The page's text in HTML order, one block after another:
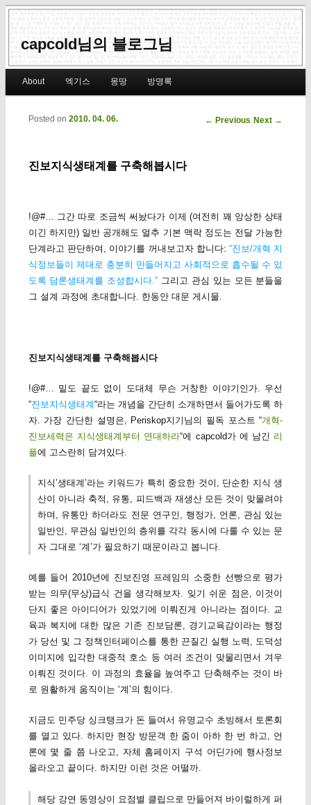
capcold님의 블로그님
Skip to primary content
Skip to secondary content
About 엑기스 몽땅 방명록
Post navigation
← Previous Next →
진보지식생태계를 구축해봅시다
Posted on 2010. 04. 06.
!@#… 그간 따로 조금씩 써놨다가 이제 (여전히 꽤 앙상한 상태
이긴 하지만) 일반 공개해도 얼추 기본 맥락 정도는 전달 가능한
단계라고 판단하여, 이야기를 꺼내보고자 합니다:“진보/개혁 지
식정보들이 제대로 충분히 만들어지고 사회적으로 흡수될 수 있
도록 담론생태계를 조성합시다.” 그리고 관심 있는 모든 분들을
그 설계 과정에 초대합니다. 한동안 대문 게시물.
진보지식생태계를 구축해봅시다
!@#… 밑도 끝도 없이 도대체 무슨 거창한 이야기인가. 우선
“진보지식생태계“라는 개념을 간단히 소개하면서 들어가도록 하
자. 가장 간단한 설명은, Periskop지기님의 필독 포스트 “개혁-
진보세력은 지식생태계부터 연대하라“에 capcold가 에 남긴 리
플에 고스란히 담겨있다.
지식’생태계’라는 키워드가 특히 중요한 것이, 단순한 지식 생
산이 아니라 축적, 유통, 피드백과 재생산 모든 것이 맞물려야
하며, 유통만 하더라도 전문 연구인, 행정가, 언론, 관심 있는
일반인, 무관심 일반인의 층위를 각각 동시에 다룰 수 있는 문
자 그대로 ‘계’가 필요하기 때문이라고 봅니다.
예를 들어 2010년에 진보진영 프레임의 소중한 선빵으로 평가
받는 의무(무상)급식 건을 생각해보자. 잊기 쉬운 점은, 이것이
단지 좋은 아이디어가 있었기에 이뤄진게 아니라는 점이다. 교
육과 복지에 대한 많은 기존 진보담론, 경기교육감이라는 행정
가 당선 및 그 정책인터페이스를 통한 끈질긴 실행 노력, 도덕성
이미지에 입각한 대중적 호소 등 여러 조건이 맞물리면서 겨우
이뤄진 것이다. 이 과정의 효율을 높여주고 단축해주는 것이 바
로 원활하게 움직이는 ‘계’의 힘이다.
지금도 민주당 싱크탱크가 돈 들여서 유명교수 초빙해서 토론회
를 열고 있다. 하지만 현장 방문객 한 줌이 아하 한 번 하고, 언
론에 몇 줄 쯤 나오고, 자체 홈페이지 구석 어딘가에 행사정보
올라오고 끝이다. 하지만 이런 것은 어떨까.
해당 강연 동영상이 요점별 클립으로 만들어져 바이럴하게 퍼